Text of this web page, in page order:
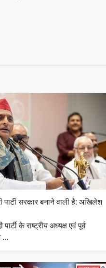
सरकार बनाने वाली है: अखिलेश
के राष्ट्रीय अध्यक्ष एवं पूर्व
…